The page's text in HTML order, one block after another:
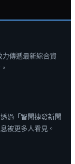
力傳遞最新綜合資
過「智聞捷發新聞
被更多人看見。